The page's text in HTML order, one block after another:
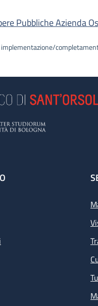
Pubbliche Azienda
implementazione/